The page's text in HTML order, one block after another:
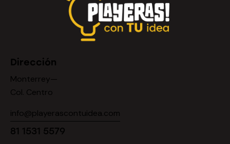
Dirección
Monterrey—
Col. Centro
info@playerascontuidea.com
81 1531 5579